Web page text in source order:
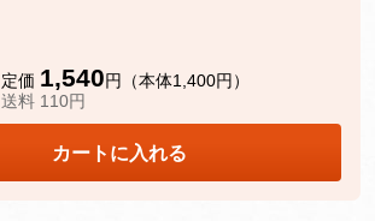
定価 1,540円（本体1,400円）
送料 110円
カートに入れる